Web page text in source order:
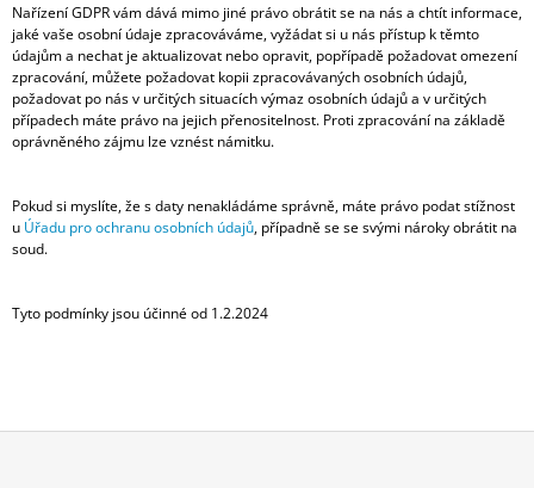
Nařízení GDPR vám dává mimo jiné právo obrátit se na nás a chtít informace,
jaké vaše osobní údaje zpracováváme, vyžádat si u nás přístup k těmto
údajům a nechat je aktualizovat nebo opravit, popřípadě požadovat omezení
zpracování, můžete požadovat kopii zpracovávaných osobních údajů,
požadovat po nás v určitých situacích výmaz osobních údajů a v určitých
případech máte právo na jejich přenositelnost. Proti zpracování na základě
oprávněného zájmu lze vznést námitku.
Pokud si myslíte, že s daty nenakládáme správně, máte právo podat stížnost
u Úřadu pro ochranu osobních údajů, případně se se svými nároky obrátit na
soud.
Tyto podmínky jsou účinné od 1.2.2024